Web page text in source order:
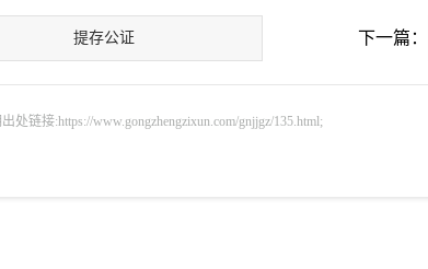
提存公证 下一篇：
处链接:https://www.gongzhengzixun.com/gnjjgz/135.html;